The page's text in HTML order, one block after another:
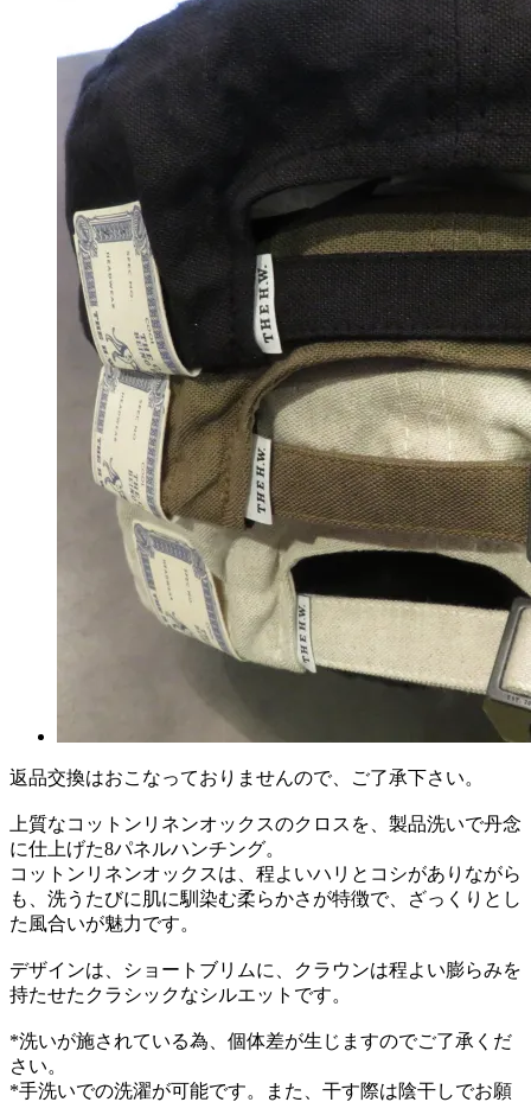
返品交換はおこなっておりませんので、ご了承下さい。
上質なコットンリネンオックスのクロスを、製品洗いで丹念
に仕上げた8パネルハンチング。
コットンリネンオックスは、程よいハリとコシがありながら
も、洗うたびに肌に馴染む柔らかさが特徴で、ざっくりとし
た風合いが魅力です。
デザインは、ショートブリムに、クラウンは程よい膨らみを
持たせたクラシックなシルエットです。
*洗いが施されている為、個体差が生じますのでご了承くだ
さい。
*手洗いでの洗濯が可能です。また、干す際は陰干しでお願